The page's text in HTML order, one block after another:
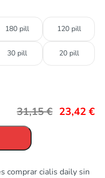
180 pill 120 pill
30 pill 20 pill
31,15€ 23,42 €
comprar cialis daily sin